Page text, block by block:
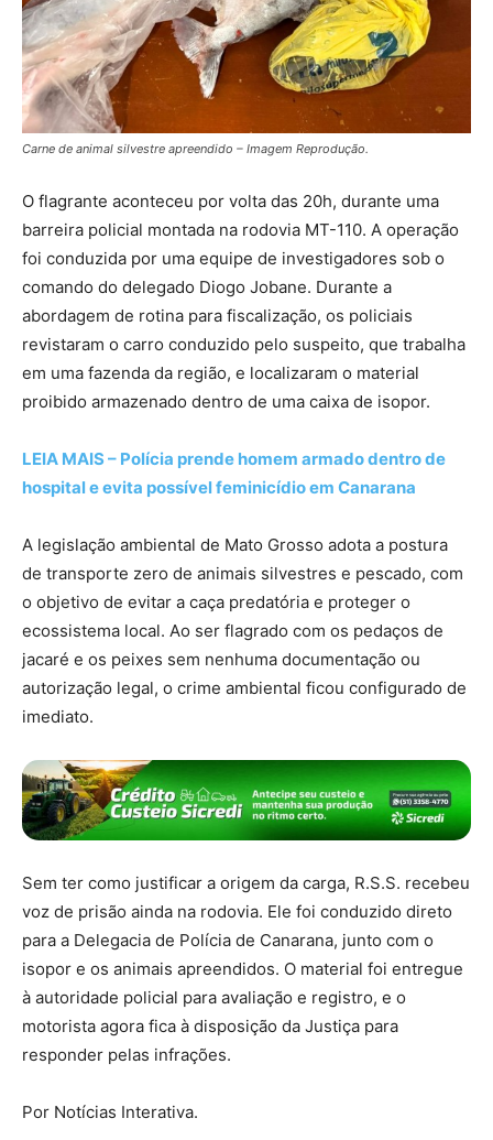
Carne de animal silvestre apreendido – Imagem Reprodução.
O flagrante aconteceu por volta das 20h, durante uma
barreira policial montada na rodovia MT-110. A operação
foi conduzida por uma equipe de investigadores sob o
comando do delegado Diogo Jobane. Durante a
abordagem de rotina para fiscalização, os policiais
revistaram o carro conduzido pelo suspeito, que trabalha
em uma fazenda da região, e localizaram o material
proibido armazenado dentro de uma caixa de isopor.
LEIA MAIS – Polícia prende homem armado dentro de
hospital e evita possível feminicídio em Canarana
A legislação ambiental de Mato Grosso adota a postura
de transporte zero de animais silvestres e pescado, com
o objetivo de evitar a caça predatória e proteger o
ecossistema local. Ao ser flagrado com os pedaços de
jacaré e os peixes sem nenhuma documentação ou
autorização legal, o crime ambiental ficou configurado de
imediato.
Sem ter como justificar a origem da carga, R.S.S. recebeu
voz de prisão ainda na rodovia. Ele foi conduzido direto
para a Delegacia de Polícia de Canarana, junto com o
isopor e os animais apreendidos. O material foi entregue
à autoridade policial para avaliação e registro, e o
motorista agora fica à disposição da Justiça para
responder pelas infrações.
Por Notícias Interativa.